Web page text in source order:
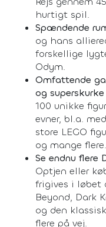
hurtigt spil.
Spændende
og hans
forskellige
Odym.
Omfattende
og superskurke
100 unikke
evner, bl.a.
store LEGO
og mange flere.
Se endnu flere
Optjen eller
frigives i løbet
Beyond, Dark
og den
flere på vej.